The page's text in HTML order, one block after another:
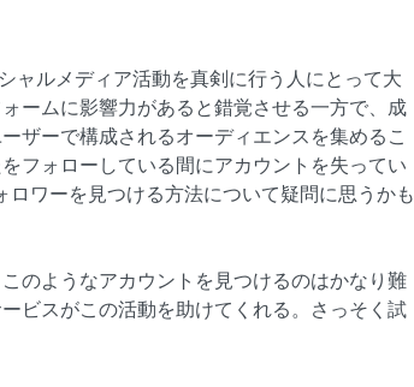
ャルメディア活動を真剣に行う人にとって大
ームに影響力があると錯覚させる一方で、成
ザーで構成されるオーディエンスを集めるこ
フォローしている間にアカウントを失ってい
ワーを見つける方法について疑問に思うかも
のようなアカウントを見つけるのはかなり難
ビスがこの活動を助けてくれる。さっそく試